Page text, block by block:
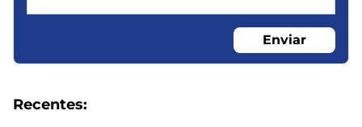
Enviar
Recentes: